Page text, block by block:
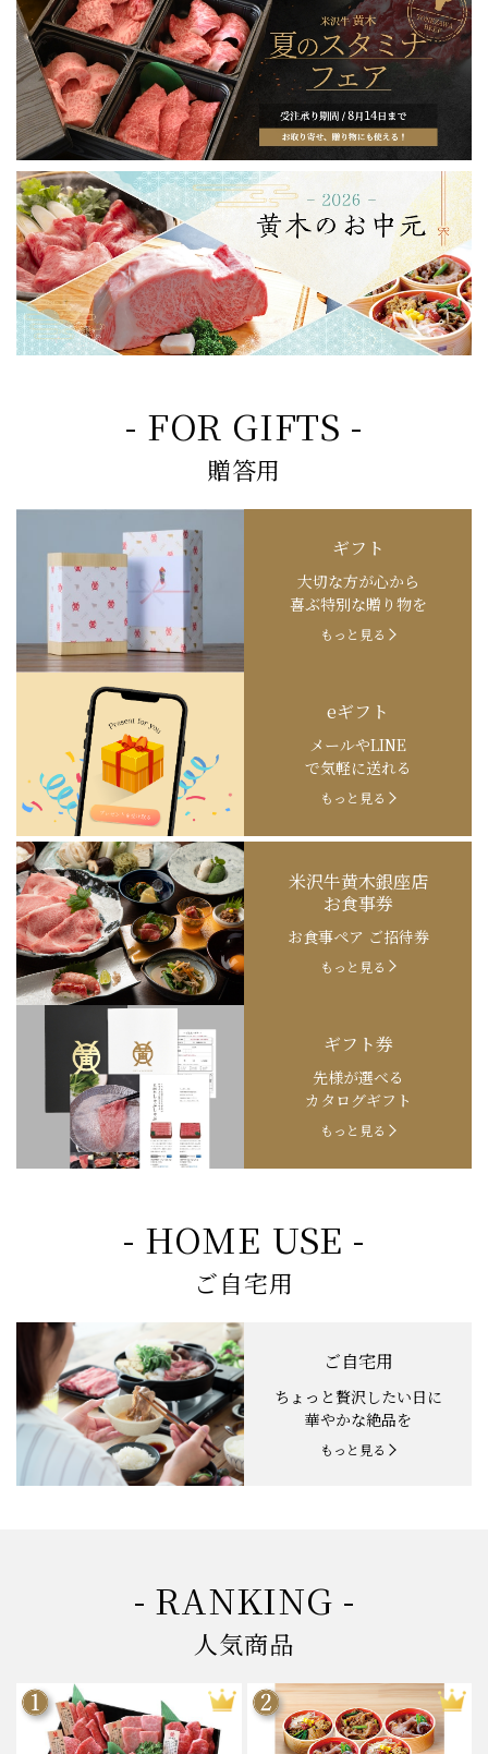
- FOR GIFTS -
贈答用
ギフト
大切な方が心から
喜ぶ特別な贈り物を
もっと見る
eギフト
メールやLINE
で気軽に送れる
もっと見る
米沢牛黄木銀座店
お食事券
お食事ペア ご招待券
もっと見る
ギフト券
先様が選べる
カタログギフト
もっと見る
- HOME USE -
ご自宅用
ご自宅用
ちょっと贅沢したい日に
華やかな絶品を
もっと見る
- RANKING -
人気商品